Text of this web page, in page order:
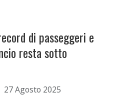
di passeggeri e
resta sotto
27 Agosto 2025